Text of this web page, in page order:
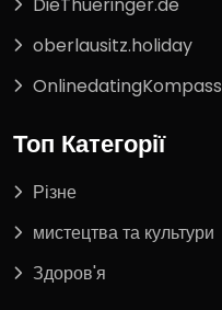
DieThueringer.de
oberlausitz.holiday
Топ Категорії
Різне
мистецтва та культури
Здоров'я